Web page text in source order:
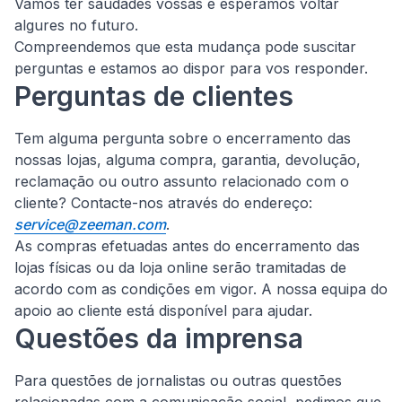
Vamos ter saudades vossas e esperamos voltar
algures no futuro.
Compreendemos que esta mudança pode suscitar
perguntas e estamos ao dispor para vos responder.
Perguntas de clientes
Tem alguma pergunta sobre o encerramento das
nossas lojas, alguma compra, garantia, devolução,
reclamação ou outro assunto relacionado com o
cliente? Contacte-nos através do endereço:
service@zeeman.com.
As compras efetuadas antes do encerramento das
lojas físicas ou da loja online serão tramitadas de
acordo com as condições em vigor. A nossa equipa do
apoio ao cliente está disponível para ajudar.
Questões da imprensa
Para questões de jornalistas ou outras questões